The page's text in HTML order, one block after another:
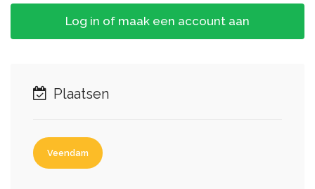
Log in of maak een account aan
Plaatsen
Veendam